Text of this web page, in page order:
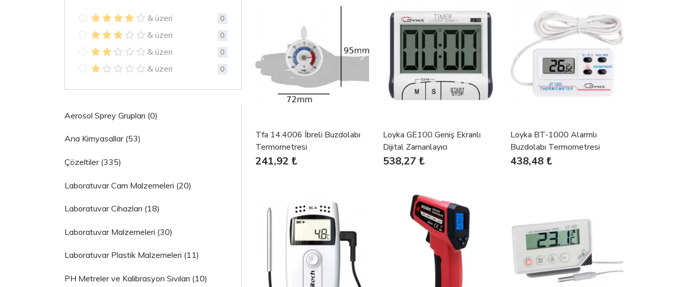
Tfa 14.4006 İbreli Buzdolabı
Termometresi
241,92 ₺
Loyka GE100 Geniş Ekranlı
Dijital Zamanlayıcı
538,27 ₺
Loyka BT-1000 Alarmlı
Buzdolabı Termometresi
438,48 ₺
& üzeri 0
& üzeri 0
& üzeri 0
& üzeri 0
Aerosol Sprey Grupları (0)
Ana Kimyasallar (53)
Çözeltiler (335)
Laboratuvar Cam Malzemeleri (20)
Laboratuvar Cihazları (18)
Laboratuvar Malzemeleri (30)
Laboratuvar Plastik Malzemeleri (11)
PH Metreler ve Kalibrasyon Sıvıları (10)